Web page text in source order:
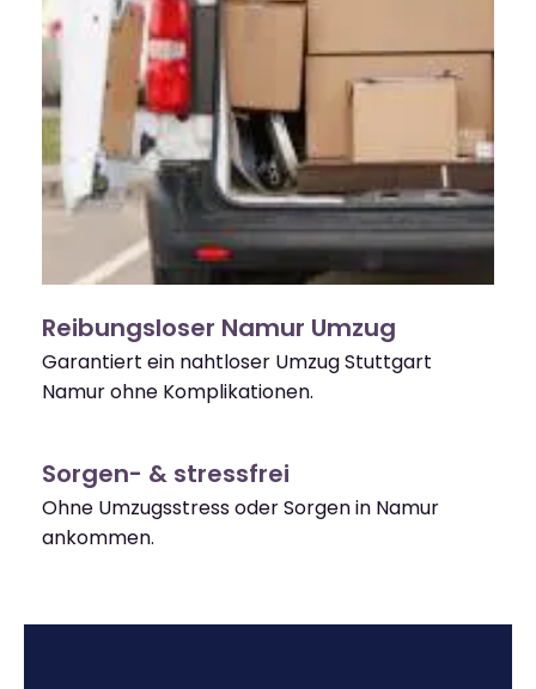
Reibungsloser Namur Umzug
Garantiert ein nahtloser Umzug Stuttgart
Namur ohne Komplikationen.
Sorgen- & stressfrei
Ohne Umzugsstress oder Sorgen in Namur
ankommen.